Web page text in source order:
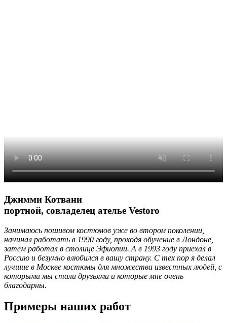
Джимми Котвани
портной, совладелец ателье Vestoro
Занимаюсь пошивом костюмов уже во втором поколении,
начинал работать в 1990 году, проходя обучение в Лондоне,
затем работал в столице Эфиопии. А в 1993 году приехал в
Россию и безумно влюбился в вашу страну. С тех пор я делал
лучшие в Москве костюмы для множества известных людей, с
которыми мы стали друзьями и которые мне очень
благодарны.
Примеры наших работ